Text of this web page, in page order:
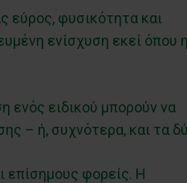
εύρος, φυσικότητα και
ενίσχυση εκεί όπου η
ενός ειδικού μπορούν να
– ή, συχνότερα, και τα
επίσημους φορείς. Η